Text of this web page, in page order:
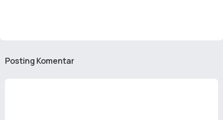
Posting Komentar